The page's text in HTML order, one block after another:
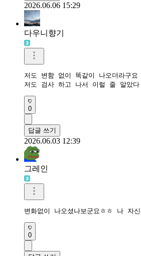
2026.06.06 15:29
다우니향기
저도 변함 없이 똑같이 나오더라구요
저도 검사 하고 나서 이럴 줄 알았다
0
답글 쓰기
2026.06.03 12:39
그레인
변화없이 나오셨나보군요ㅎㅎ 나
0